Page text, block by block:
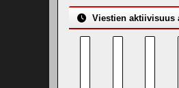
Viestien aktiivisuus